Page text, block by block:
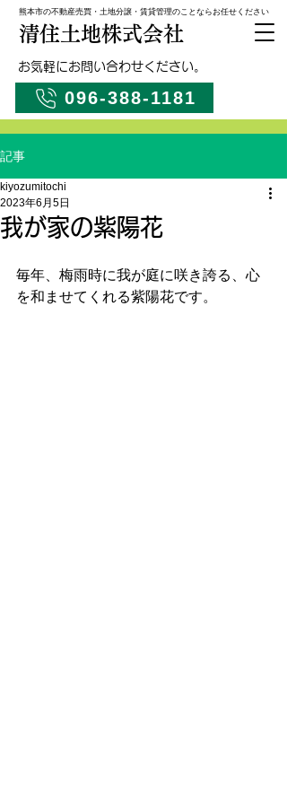
清住土地株式会社
熊本市の不動産売買・土地分譲・賃貸管理のことならお任せください
お気軽にお問い合わせください。
096-388-1181
記事
我が家の紫陽花
kiyozumitochi
2023年6月5日
毎年、梅雨時に我が庭に咲き誇る、心
を和ませてくれる紫陽花です。